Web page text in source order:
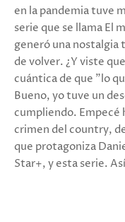
en la pandemia tuve
serie que se llama El
generó una nostalgia
de volver. ¿Y viste
cuántica de que "lo
Bueno, yo tuve un
cumpliendo. Empecé
crimen del country,
que protagoniza
Star+, y esta serie.